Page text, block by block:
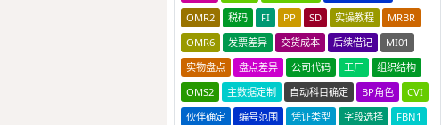
OMR2
税码 FI PP SD 实操教程
MRBR
OMR6
发票差异 交货成本 后续借记
MI01
实物盘点
盘点差异 公司代码 工厂
组织结构
OMS2
主数据定制 自动科目确定 BP角色
CVI
伙伴确定
编号范围 凭证类型 字段选择
FBN1